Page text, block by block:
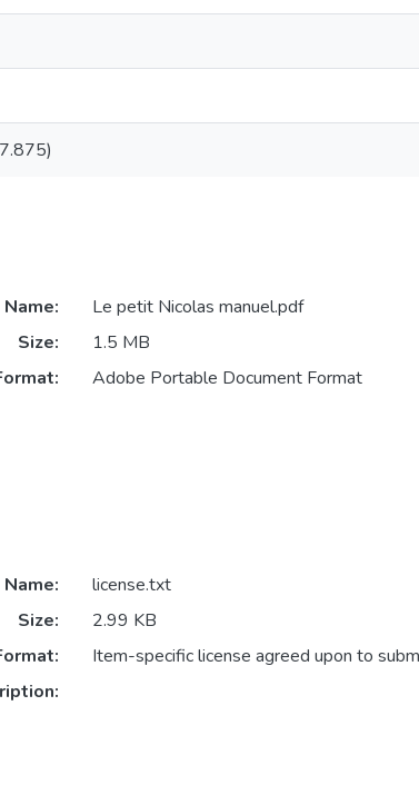
Name:
Le petit Nicolas manuel.pdf
Size:
1.5 MB
Adobe Portable Document Format
Name:
license.txt
Size:
2.99 KB
Item-specific license agreed upon to